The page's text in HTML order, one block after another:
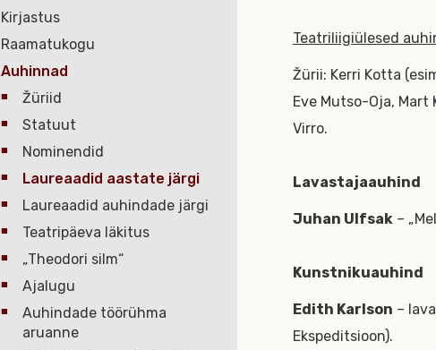
Kirjastus
Raamatukogu
Auhinnad
Žüriid
Statuut
Nominendid
Laureaadid aastate järgi
Laureaadid auhindade järgi
Teatripäeva läkitus
„Theodori silm“
Ajalugu
Auhindade töörühma
aruanne
Teatriliigiülesed
Žürii: Kerri Kotta
Eve Mutso-Oja, Mart
Virro.
Lavastajaauhind
Juhan Ulfsak–
Kunstnikuauhind
Edith Karlson –
Ekspeditsioon).